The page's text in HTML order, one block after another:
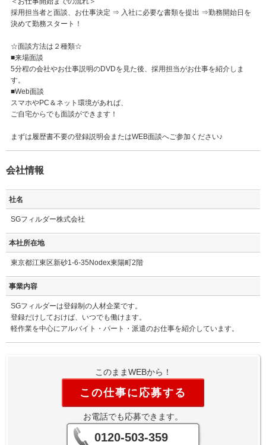
採用担当者と面談、お仕事決定 ⇒ 入社に必要な書類を提出 ⇒勤務開始日を
決めて勤務スタート！
☆面談方法は２種類☆
■来場面談
5分程の会社やお仕事説明のDVDを見た後、採用担当がお仕事を紹介しま
す。
■Web面談
スマホやPC＆ネット環境があれば、
ご自宅からでも面談ができます！
まずは履歴書不要の登録説明会またはWEB面談へご参加ください♪
会社情報
社名
SGフィルダー株式会社
本社所在地
東京都江東区新砂1-6-35Nodex東陽町2階
事業内容
SGフィルダーは登録制の人材企業です。
登録だけしておけば、いつでも働けます。
軽作業を中心にアルバイト・パート・派遣のお仕事を紹介しています。
このままWEBから！
この仕事に応募する
お電話でも応募できます。
0120-503-359